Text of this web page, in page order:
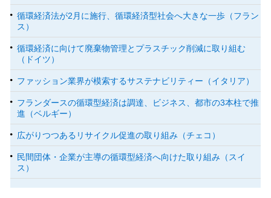
循環経済法が2月に施行、循環経済型社会へ大きな一歩（フラン
ス）
循環経済に向けて廃棄物管理とプラスチック削減に取り組む
（ドイツ）
ファッション業界が模索するサステナビリティー（イタリア）
フランダースの循環型経済は調達、ビジネス、都市の3本柱で推
進（ベルギー）
広がりつつあるリサイクル促進の取り組み（チェコ）
民間団体・企業が主導の循環型経済へ向けた取り組み（スイ
ス）